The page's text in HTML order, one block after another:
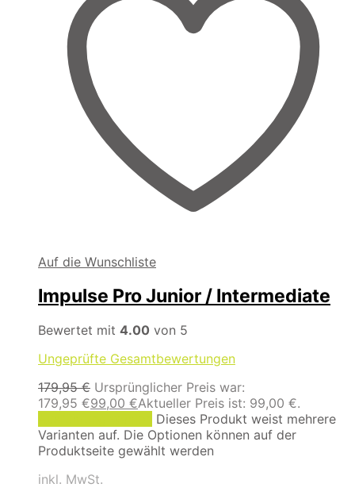
Auf die Wunschliste
Impulse Pro Junior / Intermediate
Bewertet mit 4.00 von 5
Ungeprüfte Gesamtbewertungen
179,95€ Ursprünglicher Preis war:
179,95 €99,00 €Aktueller Preis ist: 99,00 €.
Dieses Produkt weist mehrere
Varianten auf. Die Optionen können auf der
Produktseite gewählt werden
inkl. MwSt.